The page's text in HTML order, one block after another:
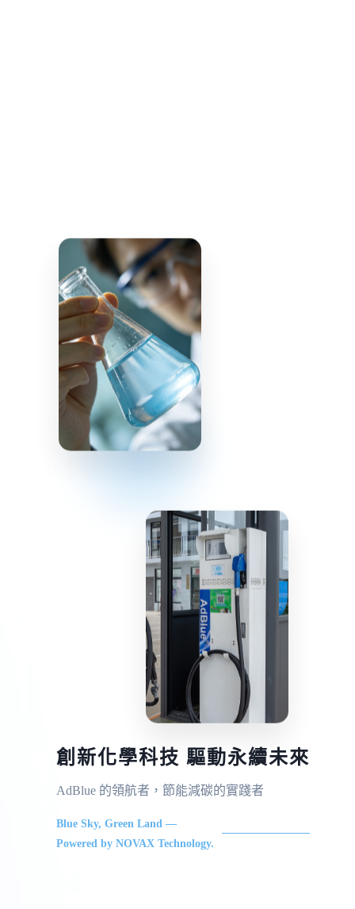
創新化學科技 驅動永續未來
AdBlue 的領航者，節能減碳的實踐者
Blue Sky, Green Land —
Powered by NOVAX Technology.